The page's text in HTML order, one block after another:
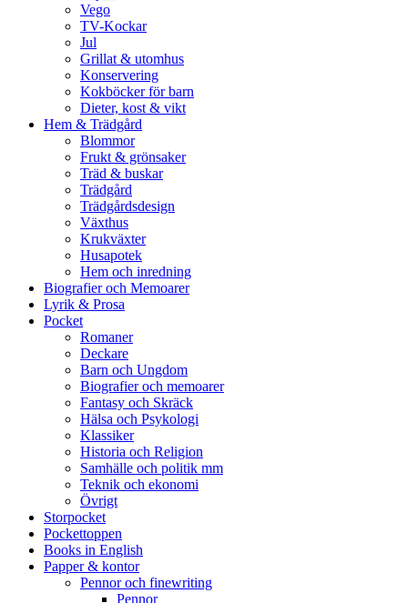
Vego
TV-Kockar
Jul
Grillat & utomhus
Konservering
Kokböcker för barn
Dieter, kost & vikt
Hem & Trädgård
Blommor
Frukt & grönsaker
Träd & buskar
Trädgård
Trädgårdsdesign
Växthus
Krukväxter
Husapotek
Hem och inredning
Biografier och Memoarer
Lyrik & Prosa
Pocket
Romaner
Deckare
Barn och Ungdom
Biografier och memoarer
Fantasy och Skräck
Hälsa och Psykologi
Klassiker
Historia och Religion
Samhälle och politik mm
Teknik och ekonomi
Övrigt
Storpocket
Pockettoppen
Books in English
Papper & kontor
Pennor och finewriting
Pennor